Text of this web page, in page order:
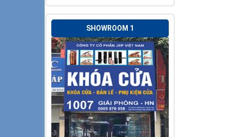
SHOWROOM 1